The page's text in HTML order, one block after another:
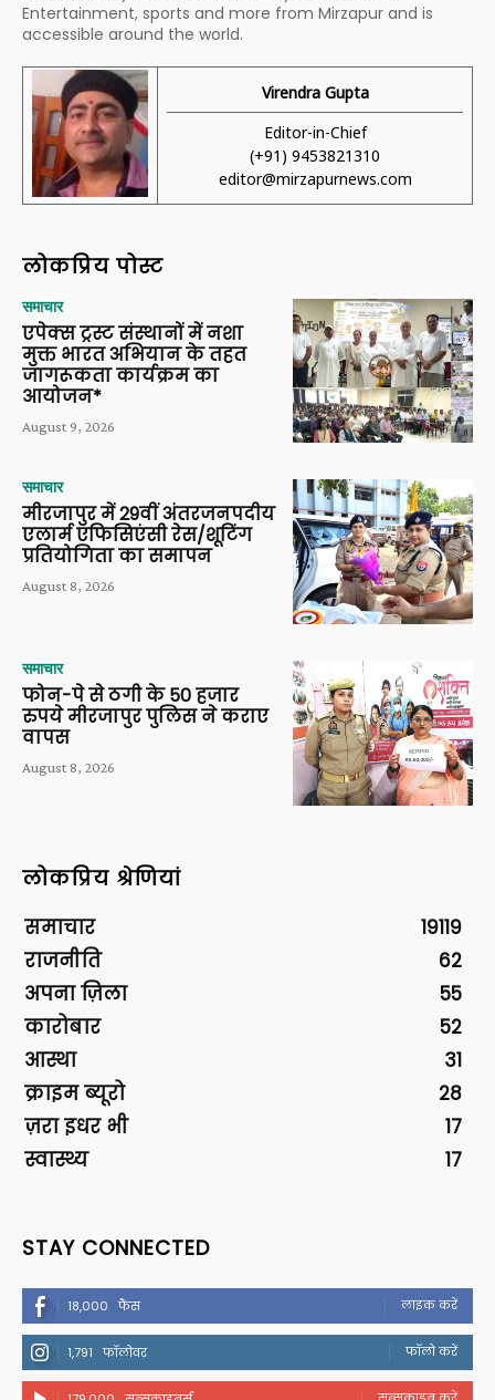
Entertainment, sports and more from Mirzapur and is
accessible around the world.
Virendra Gupta
Editor-in-Chief
(+91) 9453821310
editor@mirzapurnews.com
लोकप्रिय पोस्ट
समाचार
एपेक्स ट्रस्ट संस्थानों में नशा
मुक्त भारत अभियान के तहत
जागरूकता कार्यक्रम का
आयोजन*
August 9, 2026
समाचार
मीरजापुर में 29वीं अंतरजनपदीय
एलार्म एफिसिएंसी रेस/शूटिंग
प्रतियोगिता का समापन
August 8, 2026
समाचार
फोन-पे से ठगी के 50 हजार
रुपये मीरजापुर पुलिस ने कराए
वापस
August 8, 2026
लोकप्रिय श्रेणियां
समाचार
19119
राजनीति
62
अपना ज़िला
55
कारोबार
52
आस्था
31
क्राइम ब्यूरो
28
ज़रा इधर भी
17
स्वास्थ्य
17
STAY CONNECTED
18,000 फैंस लाइक करें
1,791 फॉलोवर फॉलो करें